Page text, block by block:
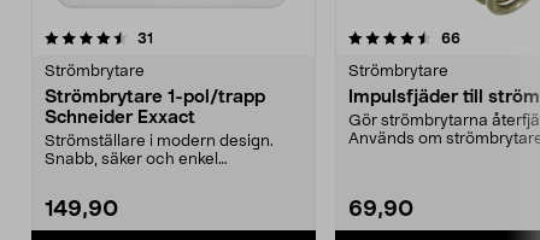
31
Strömbrytare
Strömbrytare 1-pol/trapp
Schneider Exxact
Strömställare i modern design.
Snabb, säker och enkel
149,90
4.5 av 5 stjärnor 66recensioner
Strömbrytare
Impulsfjäder till
Gör strömbrytarna
Används om
69,90
4.5 av 5 stjärnor